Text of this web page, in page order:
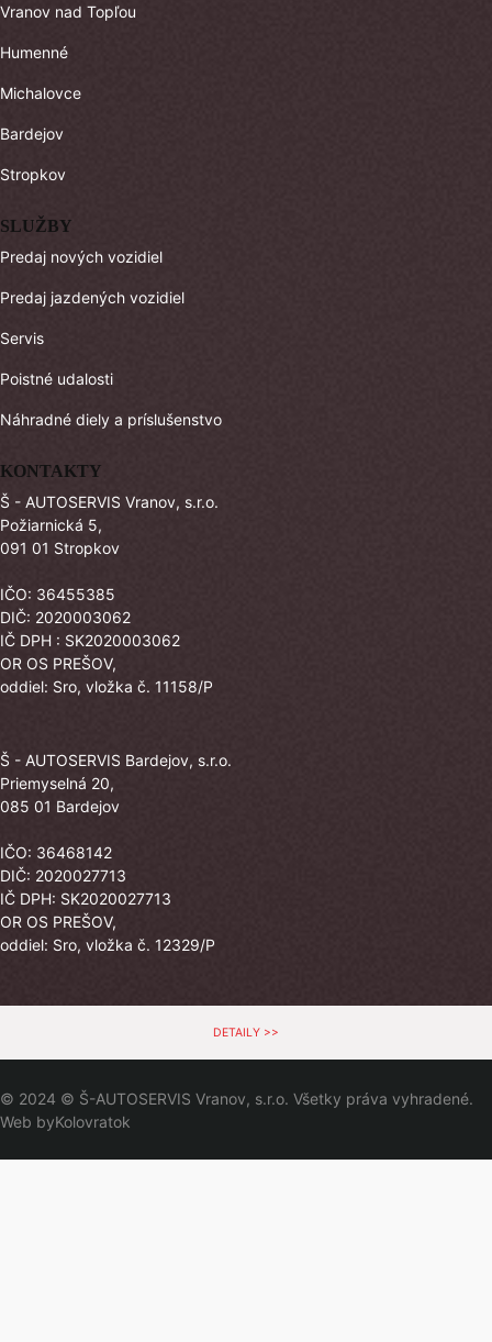
Vranov nad Topľou
Humenné
Michalovce
Bardejov
Stropkov
SLUŽBY
Predaj nových vozidiel
Predaj jazdených vozidiel
Servis
Poistné udalosti
Náhradné diely a príslušenstvo
KONTAKTY
Š - AUTOSERVIS Vranov, s.r.o.
Požiarnická 5,
091 01 Stropkov
IČO: 36455385
DIČ: 2020003062
IČ DPH : SK2020003062
OR OS PREŠOV,
oddiel: Sro, vložka č. 11158/P
Š - AUTOSERVIS Bardejov, s.r.o.
Priemyselná 20,
085 01 Bardejov
IČO: 36468142
DIČ: 2020027713
IČ DPH: SK2020027713
OR OS PREŠOV,
oddiel: Sro, vložka č. 12329/P
DETAILY >>
© 2024 © Š-AUTOSERVIS Vranov, s.r.o. Všetky práva vyhradené.
Web byKolovratok